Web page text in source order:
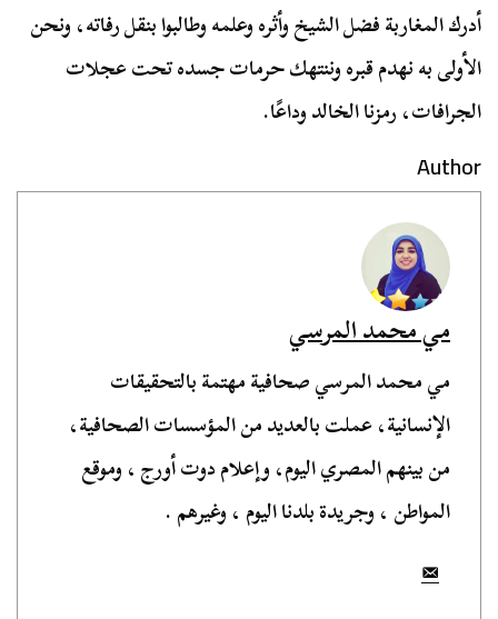
أدرك المغاربة فضل الشيخ وأثره وعلمه وطالبوا بنقل رفاته، ونحن
الأولى به نهدم قبره وننتهك حرمات جسده تحت عجلات
الجرافات، رمزنا الخالد وداعًا.
Author
مي محمد المرسي
مي محمد المرسي صحافية مهتمة بالتحقيقات
الإنسانية، عملت بالعديد من المؤسسات الصحافية،
من بينهم المصري اليوم، وإعلام دوت أورج ، وموقع
المواطن ، وجريدة بلدنا اليوم ، وغيرهم .